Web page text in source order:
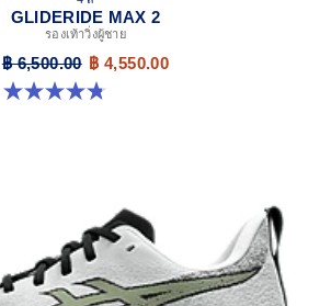
GLIDERIDE MAX 2
รองเท้าวิ่งผู้ชาย
฿ 6,500.00 ฿ 4,550.00
4.8 จาก 5 ดาว 15 รีวิว